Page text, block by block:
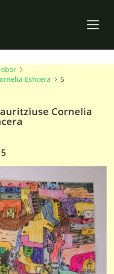
Eshcera
5
Cornelia
5